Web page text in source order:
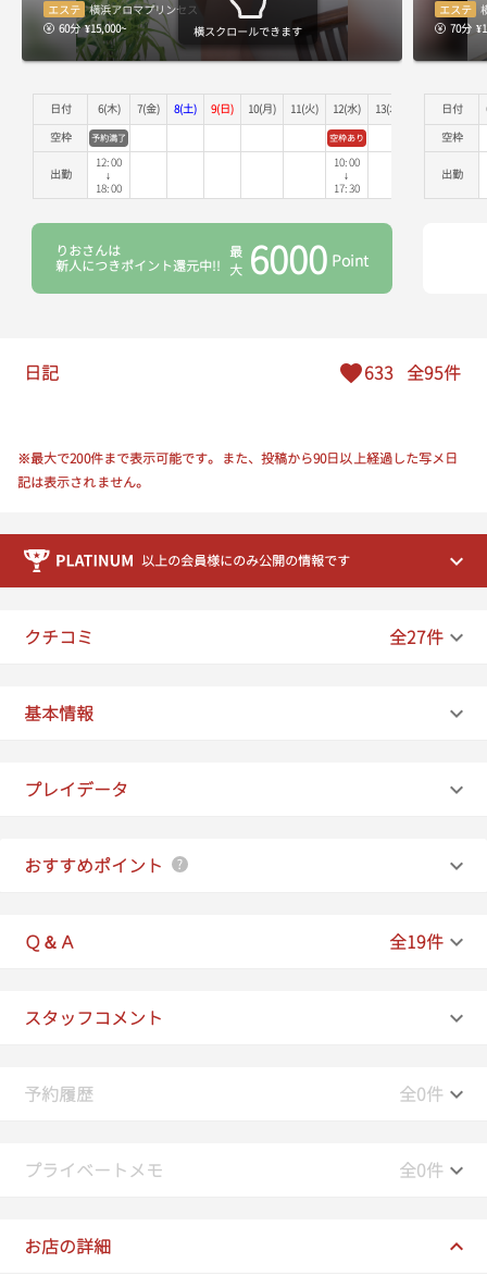
横スクロールできます
エステ 横浜アロマプリンセス
60分 ¥15,000~
日付 6(木) 7(金) 8(土) 9(日) 10(月) 11(火) 12(水) 13(木) 14(金)
15(土)
空枠
予約満了 空枠あり
出勤
12:00
↓
18:00
10:00
↓
17:30
りおさんは
新人につきポイント還元中!! 最大 6000 Point
エステ
70分
日付
空枠
出勤
日記 633 全95件
※最大で200件まで表示可能です。また、投稿から90日以上経過した写メ日
記は表示されません。
以上の会員様にのみ公開の情報です
クチコミ 全27件
基本情報
プレイデータ
おすすめポイント
Ｑ＆Ａ 全19件
スタッフコメント
予約履歴 全0件
プライベートメモ 全0件
お店の詳細